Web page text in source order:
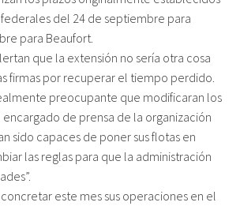
del 24 de septiembre para
para Beaufort.
que la extensión no sería otra cosa
firmas por recuperar el tiempo perdido.
preocupante que modificaran los
encargado de prensa de la organización
sido capaces de poner sus flotas en
las reglas para que la administración
este mes sus operaciones en el